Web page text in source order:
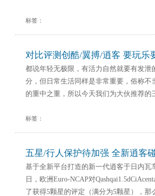
标签：
对比评测创酷/翼搏/逍客 要玩乐
都说年轻无极限，有活力自然就要有发
分，但日常生活同样是非常重要，俗称
的重中之重，所以今天我们为大伙推荐的
标签：
五星/行人保护待加强 全新逍客
基于全新平台打造的新一代逍客于日内
日，欧洲Euro-NCAP对
了获得5颗星的评定（满分为5颗星），那